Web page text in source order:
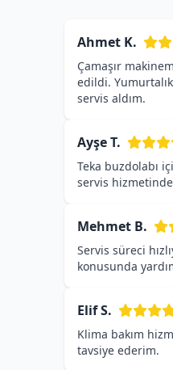
Ahmet K.
Çamaşır
edildi.
servis aldım.
Ayşe T.
Teka buzdolabı
servis
Mehmet B.
Servis süreci
konusunda
Elif S.
Klima bakım
tavsiye ederim.